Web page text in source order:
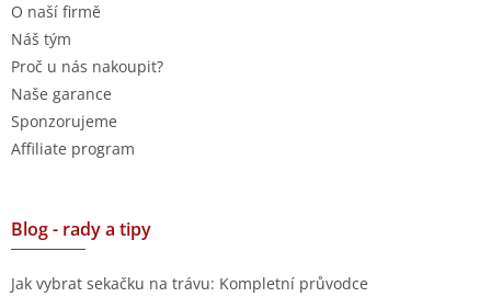
O naší firmě
Náš tým
Proč u nás nakoupit?
Naše garance
Sponzorujeme
Affiliate program
Blog - rady a tipy
Jak vybrat sekačku na trávu: Kompletní průvodce